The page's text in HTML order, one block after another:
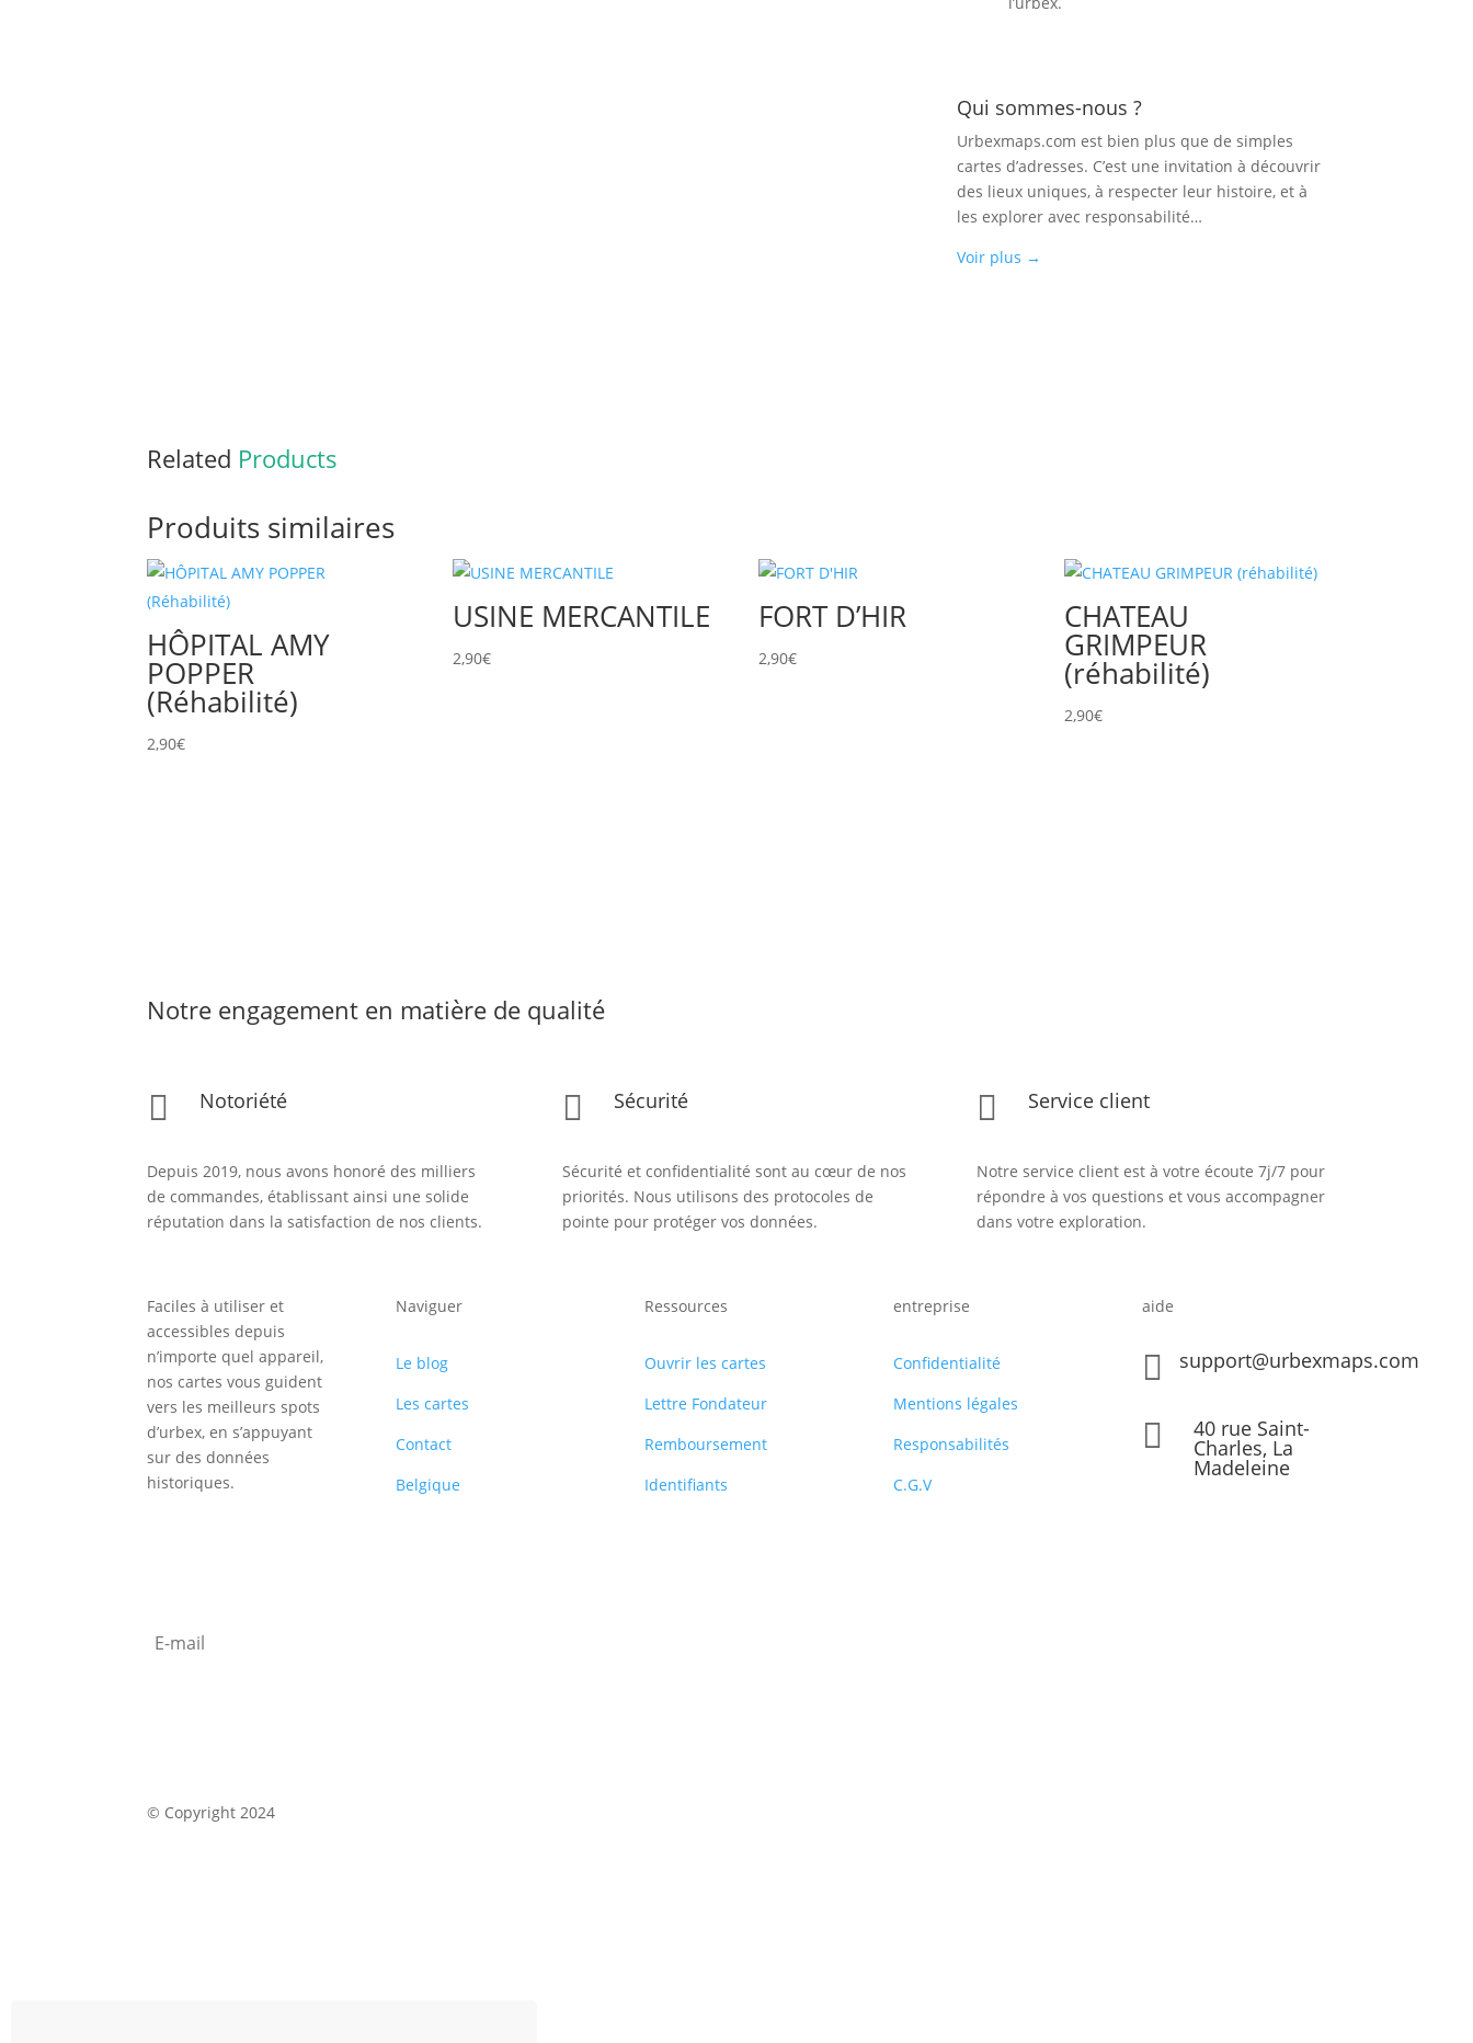
Qui sommes-nous ?
Urbexmaps.com est bien plus que de simples
cartes d’adresses. C’est une invitation à découvrir
des lieux uniques, à respecter leur histoire, et à
les explorer avec responsabilité…
Voir plus →
Related Products
Produits similaires
HÔPITAL AMY
POPPER
(Réhabilité)
2,90€
USINE MERCANTILE
2,90€
FORT D’HIR
2,90€
CHATEAU
GRIMPEUR
(réhabilité)
2,90€
Notre engagement en matière de qualité
 Notoriété
Depuis 2019, nous avons honoré des milliers
de commandes, établissant ainsi une solide
réputation dans la satisfaction de nos clients.
 Sécurité
Sécurité et confidentialité sont au cœur de nos
priorités. Nous utilisons des protocoles de
pointe pour protéger vos données.
 Service client
Notre service client est à votre écoute 7j/7 pour
répondre à vos questions et vous accompagner
dans votre exploration.
Faciles à utiliser et
accessibles depuis
n’importe quel appareil,
nos cartes vous guident
vers les meilleurs spots
d’urbex, en s’appuyant
sur des données
historiques.
Naviguer
Le blog
Les cartes
Contact
Belgique
Ressources
Ouvrir les cartes
Lettre Fondateur
Remboursement
Identifiants
entreprise
Confidentialité
Mentions légales
Responsabilités
C.G.V
aide
 support@urbexmaps.com
 40 rue Saint-
Charles, La
Madeleine
© Copyright 2024